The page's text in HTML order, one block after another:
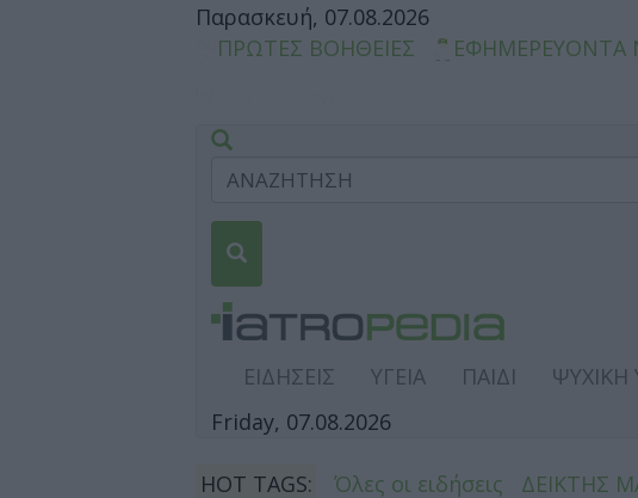
Παρασκευή, 07.08.2026
ΠΡΩΤΕΣ ΒΟΗΘΕΙΕΣ
ΕΦΗΜΕΡΕΥΟΝΤΑ
ΕΙΔΗΣΕΙΣ ΥΓΕΙΑ ΠΑΙΔΙ ΨΥΧΙΚΗ
Friday, 07.08.2026
HOT TAGS: Όλες οι ειδήσεις ΔΕΙΚΤΗΣ